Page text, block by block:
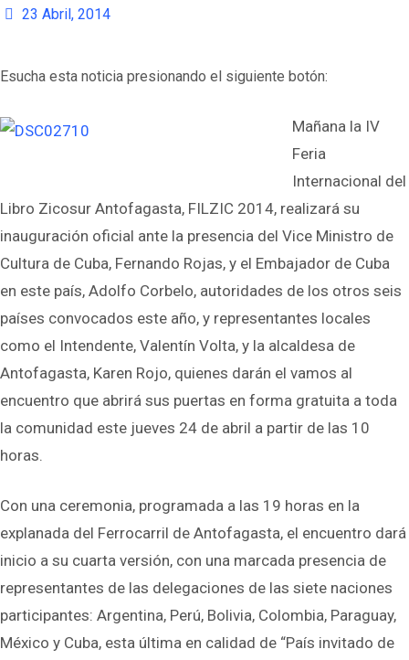
23 Abril, 2014
Esucha esta noticia presionando el siguiente botón:
Mañana la IV
Feria
Internacional del
Libro Zicosur Antofagasta, FILZIC 2014, realizará su
inauguración oficial ante la presencia del Vice Ministro de
Cultura de Cuba, Fernando Rojas, y el Embajador de Cuba
en este país, Adolfo Corbelo, autoridades de los otros seis
países convocados este año, y representantes locales
como el Intendente, Valentín Volta, y la alcaldesa de
Antofagasta, Karen Rojo, quienes darán el vamos al
encuentro que abrirá sus puertas en forma gratuita a toda
la comunidad este jueves 24 de abril a partir de las 10
horas.
Con una ceremonia, programada a las 19 horas en la
explanada del Ferrocarril de Antofagasta, el encuentro dará
inicio a su cuarta versión, con una marcada presencia de
representantes de las delegaciones de las siete naciones
participantes: Argentina, Perú, Bolivia, Colombia, Paraguay,
México y Cuba, esta última en calidad de “País invitado de